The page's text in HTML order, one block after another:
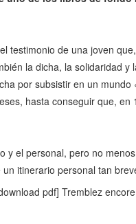
testimonio de una joven
la dicha, la solidaridad
por subsistir en un
hasta conseguir que,
y el personal, pero no
itinerario personal tan
pdf] Tremblez